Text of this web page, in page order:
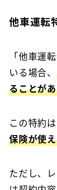
他車運転
「他車運
いる場合、
ることが
この特約は
保険が使
ただし、